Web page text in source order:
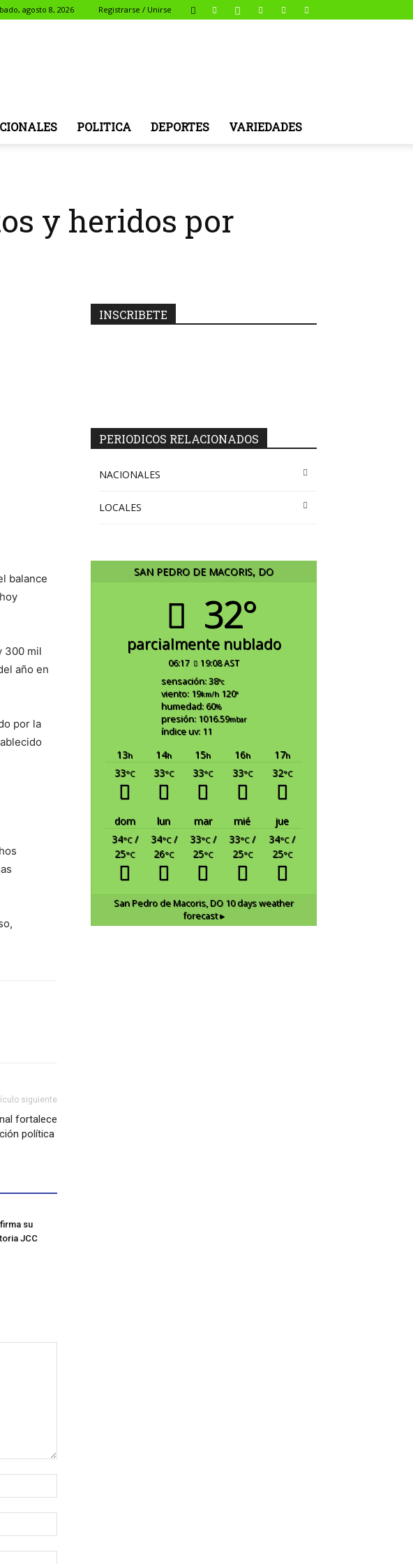
agosto 8, 2026 Registrarse / Unirse
POLITICA DEPORTES VARIEDADES
y heridos por
balance
300 mil
año en
por la
siguiente
fortalece
política
su
JCC
INSCRIBETE
PERIODICOS RELACIONADOS
NACIONALES
LOCALES
SAN PEDRO DE MACORIS, DO
32°
parcialmente nublado
06:17 19:08 AST
sensación: 38°c
viento: 19km/h 120°
humedad: 60%
presión: 1016.59mbar
índice uv: 11
13h 14h 15h 16h 17h
33°C 33°C 33°C 33°C 32°C
dom lun mar mié
jue
34°C/
25°C
34°C/
26°C
33°C/
25°C
33°C/
25°C
34°C/
25°C
San Pedro de Macoris, DO 10 days weather
forecast ▸